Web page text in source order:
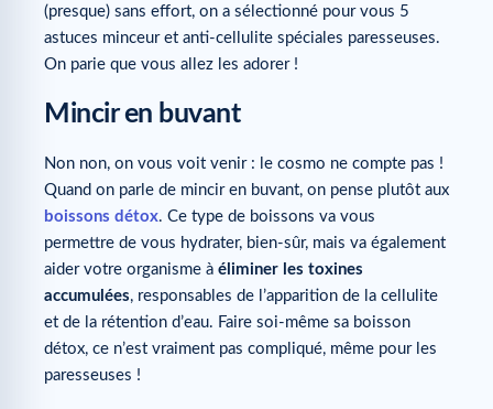
(presque) sans effort, on a sélectionné pour vous 5
astuces minceur et anti-cellulite spéciales paresseuses.
On parie que vous allez les adorer !
Mincir en buvant
Non non, on vous voit venir : le cosmo ne compte pas !
Quand on parle de mincir en buvant, on pense plutôt aux
boissons détox. Ce type de boissons va vous
permettre de vous hydrater, bien-sûr, mais va également
aider votre organisme à éliminer les toxines
accumulées, responsables de l’apparition de la cellulite
et de la rétention d’eau. Faire soi-même sa boisson
détox, ce n’est vraiment pas compliqué, même pour les
paresseuses !